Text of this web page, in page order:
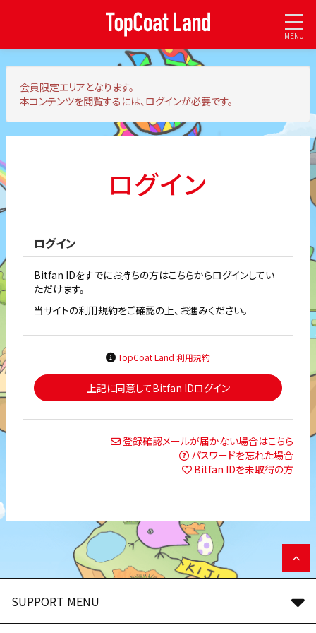
MENU
会員限定エリア となります。
本コンテンツを閲覧するには、ログインが必要です。
ログイン
ログイン
Bitfan IDをすでにお持ちの方はこちらからログインしてい
ただけます。
当サイトの利用規約をご確認の上、お進みください。
TopCoat Land 利用規約
上記に同意してBitfan IDログイン
登録確認メールが届かない場合はこちら
パスワードを忘れた場合
Bitfan IDを未取得の方
SUPPORT MENU